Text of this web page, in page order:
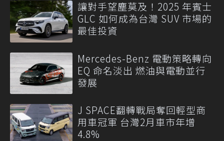
讓對手望塵莫及！2025 年賓士
GLC 如何成為台灣 SUV 市場的
最佳投資
Mercedes-Benz 電動策略轉向
EQ 命名淡出 燃油與電動並行
發展
J SPACE翻轉戰局奪回輕型商
用車冠軍 台灣2月車市年增
4.8%